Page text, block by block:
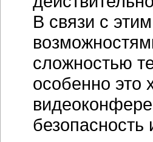
В связи с
сложностью
особенно это